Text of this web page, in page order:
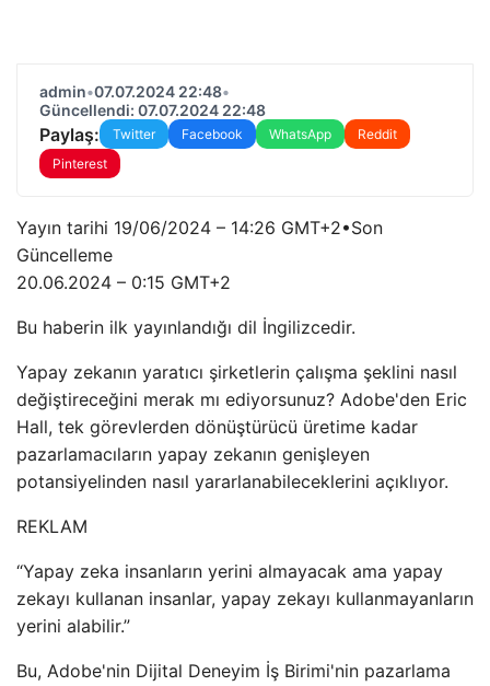
admin•07.07.2024 22:48•
Güncellendi: 07.07.2024 22:48
Paylaş: Twitter Facebook WhatsApp
Reddit
Pinterest
Yayın tarihi 19/06/2024 – 14:26 GMT+2•Son
Güncelleme
20.06.2024 – 0:15 GMT+2
Bu haberin ilk yayınlandığı dil İngilizcedir.
Yapay zekanın yaratıcı şirketlerin çalışma şeklini nasıl
değiştireceğini merak mı ediyorsunuz? Adobe'den Eric
Hall, tek görevlerden dönüştürücü üretime kadar
pazarlamacıların yapay zekanın genişleyen
potansiyelinden nasıl yararlanabileceklerini açıklıyor.
REKLAM
“Yapay zeka insanların yerini almayacak ama yapay
zekayı kullanan insanlar, yapay zekayı kullanmayanların
yerini alabilir.”
Bu, Adobe'nin Dijital Deneyim İş Birimi'nin pazarlama